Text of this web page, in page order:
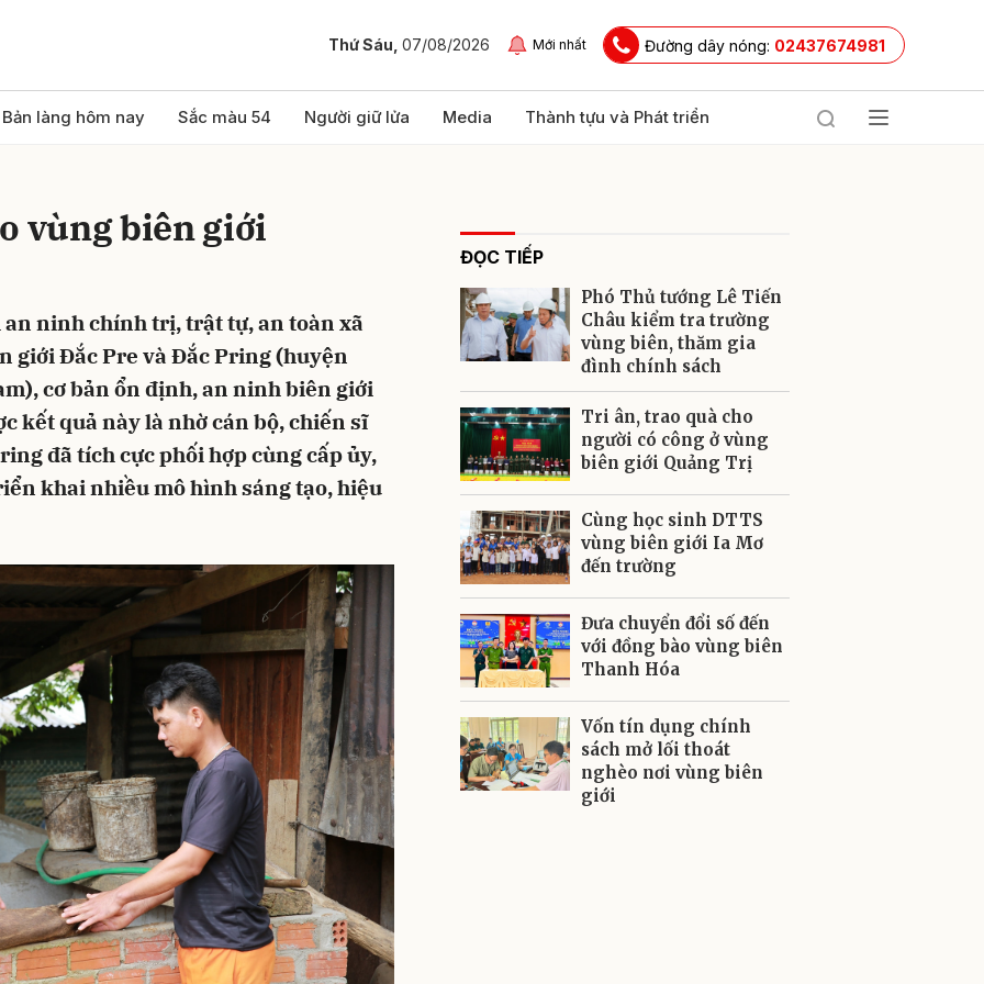
Thứ Sáu, 07/08/2026 Mới nhất Đường dây nóng: 02437674981
Bản làng hôm nay Sắc màu 54 Người giữ lửa Media Thành tựu và Phát triển
vùng biên giới
ninh chính trị, trật tự, an toàn xã
giới Đắc Pre và Đắc Pring (huyện
cơ bản ổn định, an ninh biên giới
kết quả này là nhờ cán bộ, chiến sĩ
đã tích cực phối hợp cùng cấp ủy,
khai nhiều mô hình sáng tạo, hiệu
ĐỌC TIẾP
Phó Thủ tướng Lê Tiến
Châu kiểm tra trường
vùng biên, thăm gia
đình chính sách
Tri ân, trao quà cho
người có công ở vùng
biên giới Quảng Trị
Cùng học sinh DTTS
vùng biên giới Ia Mơ
đến trường
Đưa chuyển đổi số đến
với đồng bào vùng biên
Thanh Hóa
Vốn tín dụng chính
sách mở lối thoát
nghèo nơi vùng biên
giới
luận
Gửi